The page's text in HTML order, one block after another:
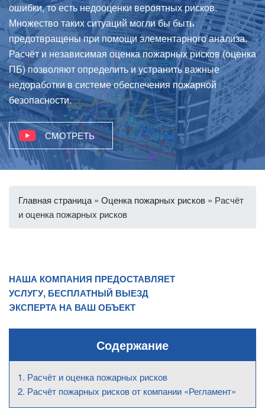
ошибки, то есть недооценки вероятных рисков.
Множество таких ситуаций могли бы быть
предотвращены при помощи элементарного анализа.
Расчёт и независимая оценка пожарных рисков (оценка
ПБ) позволяют определить и устранить важные
недоработки в системе обеспечения пожарной
безопасности.
СМОТРЕТЬ
Главная страница » Оценка пожарных рисков » Расчёт
и оценка пожарных рисков
НАША КОМПАНИЯ ПРЕДОСТАВЛЯЕТ
УСЛУГУ, БЕСПЛАТНЫЙ ВЫЕЗД
ЭКСПЕРТА НА ВАШ ОБЪЕКТ
Содержание
Расчёт и оценка пожарных рисков
Расчёт пожарных рисков от компании «Регламент»